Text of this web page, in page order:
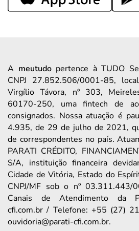
A meutudopertence à TUDO
CNPJ 27.852.506/0001-85,
Virgílio Távora, nº 303,
60170-250, uma fintech de
consignados. Nossa atuação é
4.935, de 29 de julho de 2021,
de correspondentes no país.
PARATI CRÉDITO,
S/A, instituição financeira
Cidade de Vitória, Estado do
CNPJ/MF sob o nº 03.311.443/
Canais de Atendimento da
cfi.com.br / Telefone: +55 (27)
ouvidoria@parati-cfi.com.br.